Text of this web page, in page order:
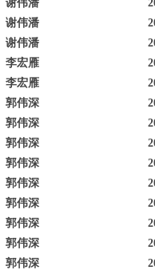
谢伟潘
谢伟潘
谢伟潘
李宏雁
李宏雁
郭伟深
郭伟深
郭伟深
郭伟深
郭伟深
郭伟深
郭伟深
郭伟深
郭伟深